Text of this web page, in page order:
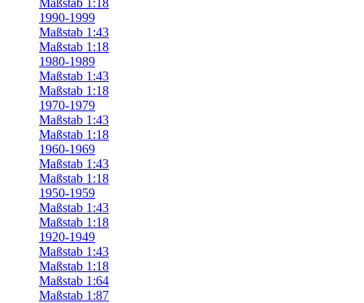
Maßstab 1:18
1990-1999
Maßstab 1:43
Maßstab 1:18
1980-1989
Maßstab 1:43
Maßstab 1:18
1970-1979
Maßstab 1:43
Maßstab 1:18
1960-1969
Maßstab 1:43
Maßstab 1:18
1950-1959
Maßstab 1:43
Maßstab 1:18
1920-1949
Maßstab 1:43
Maßstab 1:18
Maßstab 1:64
Maßstab 1:87